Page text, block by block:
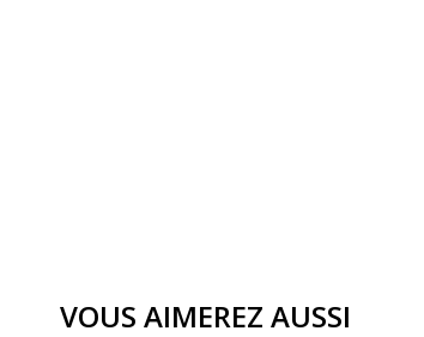
VOUS AIMEREZ AUSSI